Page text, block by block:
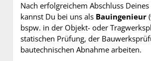
Nach erfolgreichem Abschluss
kannst Du bei uns als Bauingenieur
bspw. in der Objekt- oder
statischen Prüfung, der
bautechnischen Abnahme arbeiten.